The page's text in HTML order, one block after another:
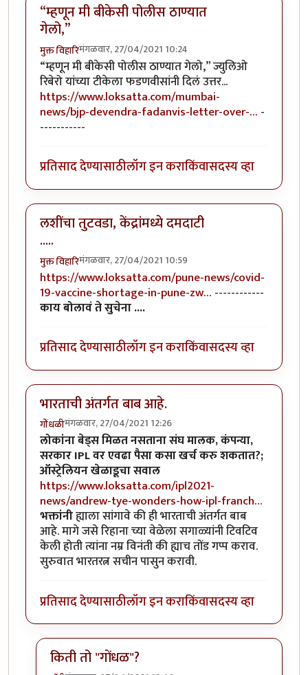
“म्हणून मी बीकेसी पोलीस ठाण्यात
गेलो,”
मुक्त विहारिमंगळवार, 27/04/2021 10:24
“म्हणून मी बीकेसी पोलीस ठाण्यात गेलो,” ज्युलिओ
रिबेरो यांच्या टीकेला फडणवीसांनी दिलं उत्तर...
https://www.loksatta.com/mumbai-
news/bjp-devendra-fadanvis-letter-over-… -
-----------
प्रतिसाद देण्यासाठीलॉग इन कराकिंवासदस्य व्हा
लशींचा तुटवडा, केंद्रांमध्ये दमदाटी
.....
मुक्त विहारिमंगळवार, 27/04/2021 10:59
https://www.loksatta.com/pune-news/covid-
19-vaccine-shortage-in-pune-zw… ------------
काय बोलावं ते सुचेना ....
प्रतिसाद देण्यासाठीलॉग इन कराकिंवासदस्य व्हा
भारताची अंतर्गत बाब आहे.
गोंधळीमंगळवार, 27/04/2021 12:26
लोकांना बेड्स मिळत नसताना संघ मालक, कंपन्या,
सरकार IPL वर एवढा पैसा कसा खर्च करु शकतात?;
ऑस्ट्रेलियन खेळाडूचा सवाल
https://www.loksatta.com/ipl2021-
news/andrew-tye-wonders-how-ipl-franch…
भक्तांनीह्याला सांगावे की ही भारताची अंतर्गत बाब
आहे. मागे जसे रिहाना च्या वेळेला सगाळ्यांनी टिवटिव
केली होती त्यांना नम्र विनंती की ह्याच तोंड गप्प कराव.
सुरुवात भारतरत्न सचीन पासुन करावी.
प्रतिसाद देण्यासाठीलॉग इन कराकिंवासदस्य व्हा
किती तो "गोंधळ"?